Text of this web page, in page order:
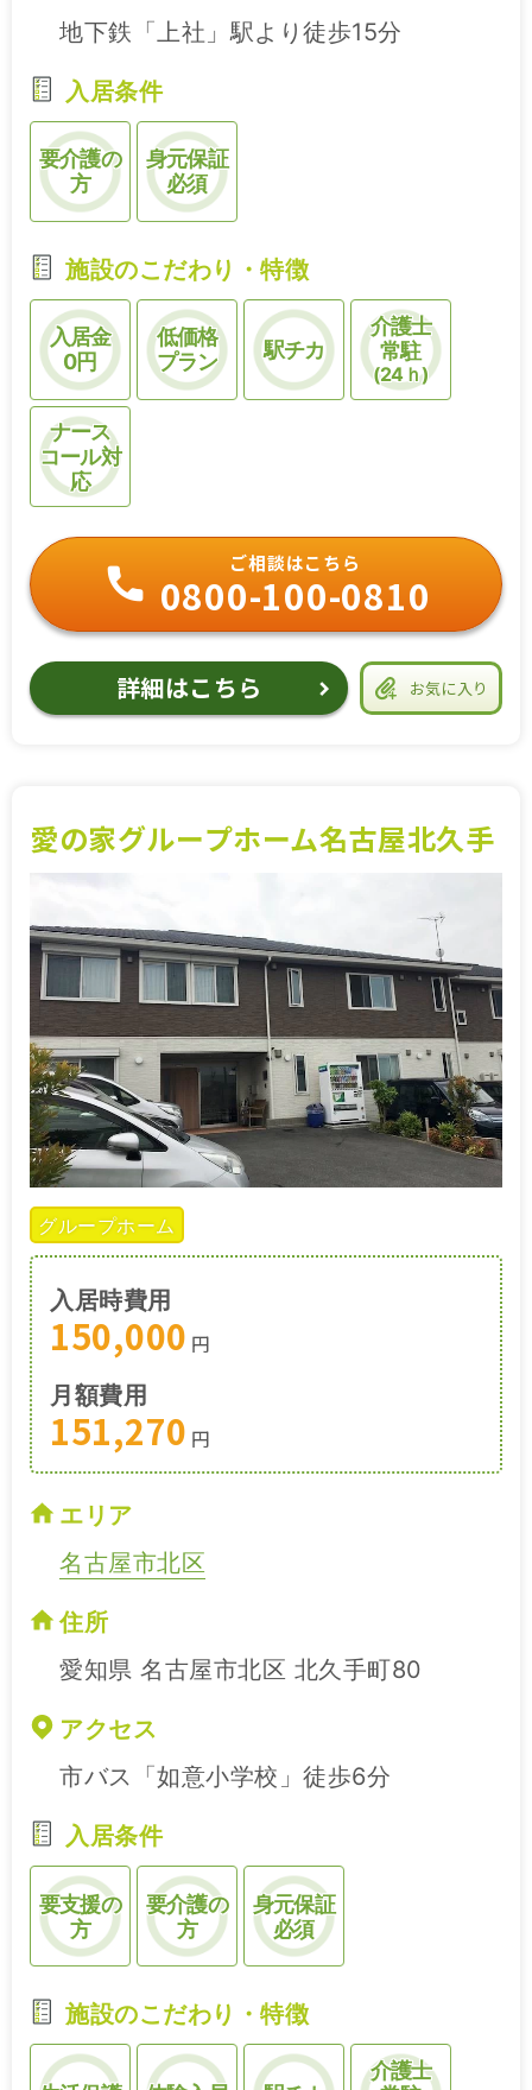
地下鉄「上社」駅より徒歩15分
入居条件
要介護の
方
身元保証
必須
施設のこだわり・特徴
入居金
0円
低価格
プラン
駅チカ
介護士
常駐
(24ｈ)
ナース
コール対
応
お気に入り
ご相談はこちら
0800-100-0810
詳細はこちら
愛の家グループホーム名古屋北久手
グループホーム
入居時費用
150,000 円
月額費用
151,270 円
エリア
名古屋市北区
住所
愛知県 名古屋市北区 北久手町80
アクセス
市バス「如意小学校」徒歩6分
入居条件
要支援の
方
要介護の
方
身元保証
必須
施設のこだわり・特徴
介護士